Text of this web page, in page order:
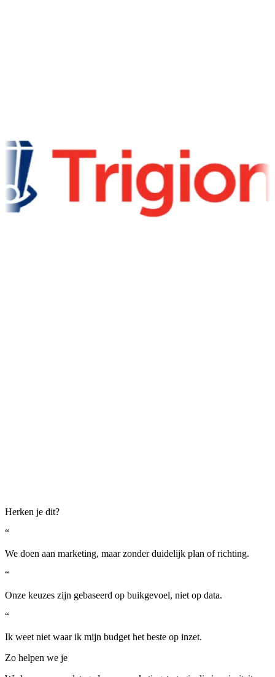
Herken je dit?
“
We doen aan marketing, maar zonder duidelijk plan of richting.
“
Onze keuzes zijn gebaseerd op buikgevoel, niet op data.
“
Ik weet niet waar ik mijn budget het beste op inzet.
Zo helpen we je